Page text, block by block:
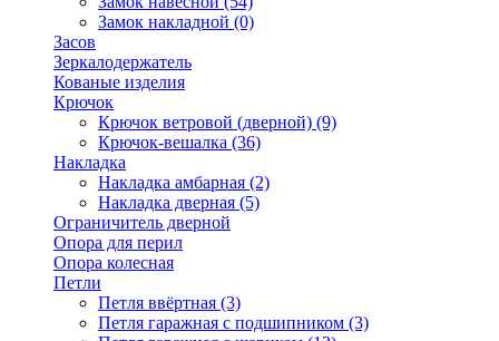
Замок накладной (0)
Засов
Зеркалодержатель
Кованые изделия
Крючок
Крючок ветровой (дверной) (9)
Крючок-вешалка (36)
Накладка
Накладка амбарная (2)
Накладка дверная (5)
Ограничитель дверной
Опора для перил
Опора колесная
Петли
Петля ввёртная (3)
Петля гаражная с подшипником (3)